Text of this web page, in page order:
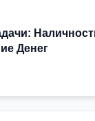
Денег